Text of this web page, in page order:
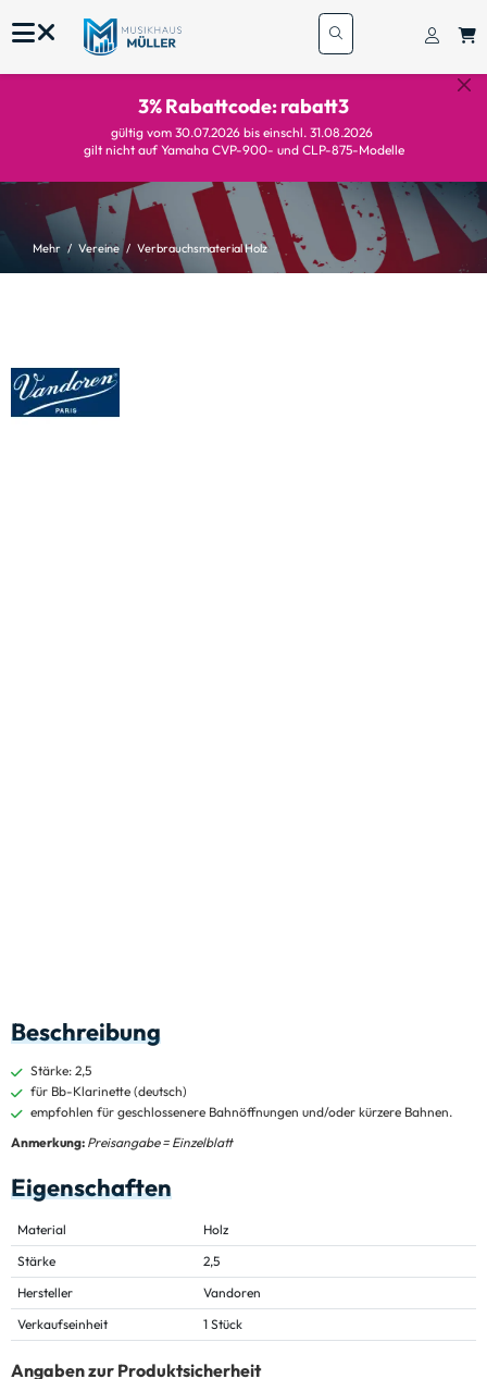
3% Rabattcode: rabatt3
gültig vom 30.07.2026 bis einschl. 31.08.2026
gilt nicht auf Yamaha CVP-900- und CLP-875-Modelle
Mehr Vereine Verbrauchsmaterial Holz
Beschreibung
Stärke: 2,5
für Bb-Klarinette (deutsch)
empfohlen für geschlossenere Bahnöffnungen und/oder kürzere Bahnen.
Anmerkung: Preisangabe = Einzelblatt
Eigenschaften
Material
Holz
Stärke
2,5
Hersteller
Vandoren
Verkaufseinheit
1 Stück
Angaben zur Produktsicherheit